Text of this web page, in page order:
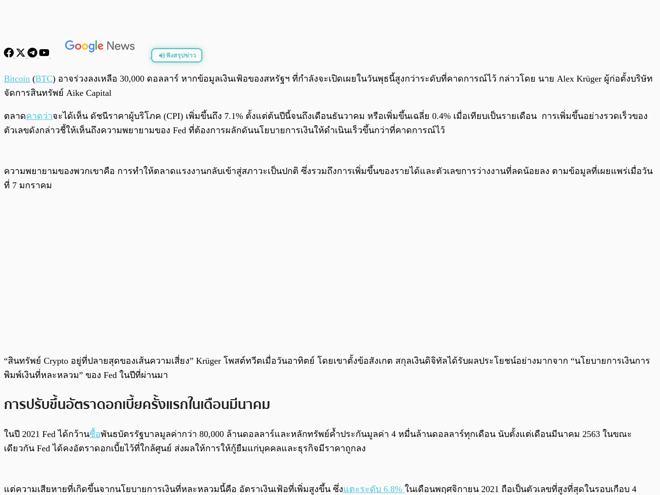
ฟังสรุปข่าว
พร้อมเล่น / 0:00
Bitcoin (BTC) อาจร่วงลงเหลือ 30,000 ดอลลาร์ หากข้อมูลเงินเฟ้อของสหรัฐฯ ที่กำลังจะเปิดเผยในวันพุธนี้สูงกว่าระดับที่คาดการณ์ไว้ กล่าวโดย นาย Alex Krüger ผู้ก่อตั้งบริษัท
จัดการสินทรัพย์ Aike Capital
ตลาดคาดว่าจะได้เห็น ดัชนีราคาผู้บริโภค (CPI) เพิ่มขึ้นถึง 7.1% ตั้งแต่ต้นปีนี้จนถึงเดือนธันวาคม หรือเพิ่มขึ้นเฉลี่ย 0.4% เมื่อเทียบเป็นรายเดือน การเพิ่มขึ้นอย่างรวดเร็วของ
ตัวเลขดังกล่าวชี้ให้เห็นถึงความพยายามของ Fed ที่ต้องการผลักดันนโยบายการเงินให้ดำเนินเร็วขึ้นกว่าที่คาดการณ์ไว้
ความพยายามของพวกเขาคือ การทำให้ตลาดแรงงานกลับเข้าสู่สภาวะเป็นปกติ ซึ่งรวมถึงการเพิ่มขึ้นของรายได้และตัวเลขการว่างงานที่ลดน้อยลง ตามข้อมูลที่เผยแพร่เมื่อวัน
ที่ 7 มกราคม
“สินทรัพย์ Crypto อยู่ที่ปลายสุดของเส้นความเสี่ยง” Krüger โพสต์ทวีตเมื่อวันอาทิตย์ โดยเขาตั้งข้อสังเกต สกุลเงินดิจิทัลได้รับผลประโยชน์อย่างมากจาก “นโยบายการเงินการ
พิมพ์เงินที่หละหลวม” ของ Fed ในปีที่ผ่านมา
การปรับขึ้นอัตราดอกเบี้ยครั้งแรกในเดือนมีนาคม
ในปี 2021 Fed ได้กว้านซื้อพันธบัตรรัฐบาลมูลค่ากว่า 80,000 ล้านดอลลาร์และหลักทรัพย์ค้ำประกันมูลค่า 4 หมื่นล้านดอลลาร์ทุกเดือน นับตั้งแต่เดือนมีนาคม 2563 ในขณะ
เดียวกัน Fed ได้คงอัตราดอกเบี้ยไว้ที่ใกล้ศูนย์ ส่งผลให้การให้กู้ยืมแก่บุคคลและธุรกิจมีราคาถูกลง
แต่ความเสียหายที่เกิดขึ้นจากนโยบายการเงินที่หละหลวมนี้คือ อัตราเงินเฟ้อที่เพิ่มสูงขึ้น ซึ่งแตะระดับ 6.8% ในเดือนพฤศจิกายน 2021 ถือเป็นตัวเลขที่สูงที่สุดในรอบเกือบ 4